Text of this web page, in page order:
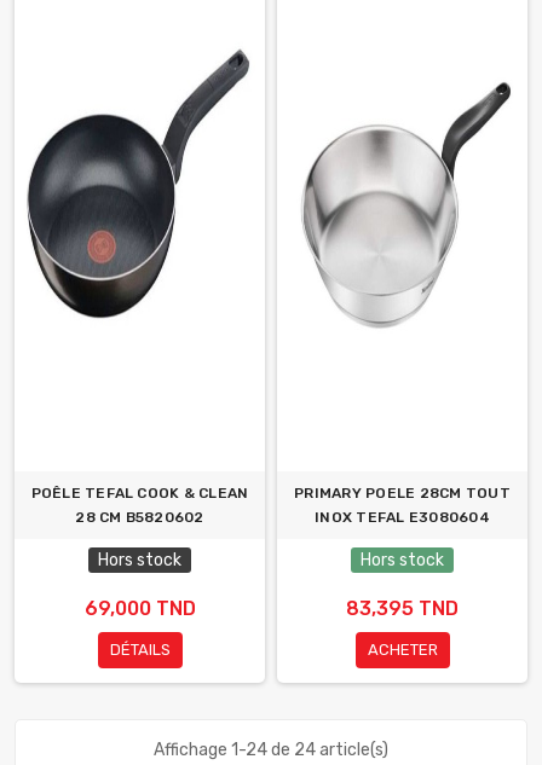
POÊLE TEFAL COOK & CLEAN
28 CM B5820602
Hors stock
69,000 TND
DÉTAILS
PRIMARY POELE 28CM TOUT
INOX TEFAL E3080604
Hors stock
83,395 TND
ACHETER
Affichage 1-24 de 24 article(s)